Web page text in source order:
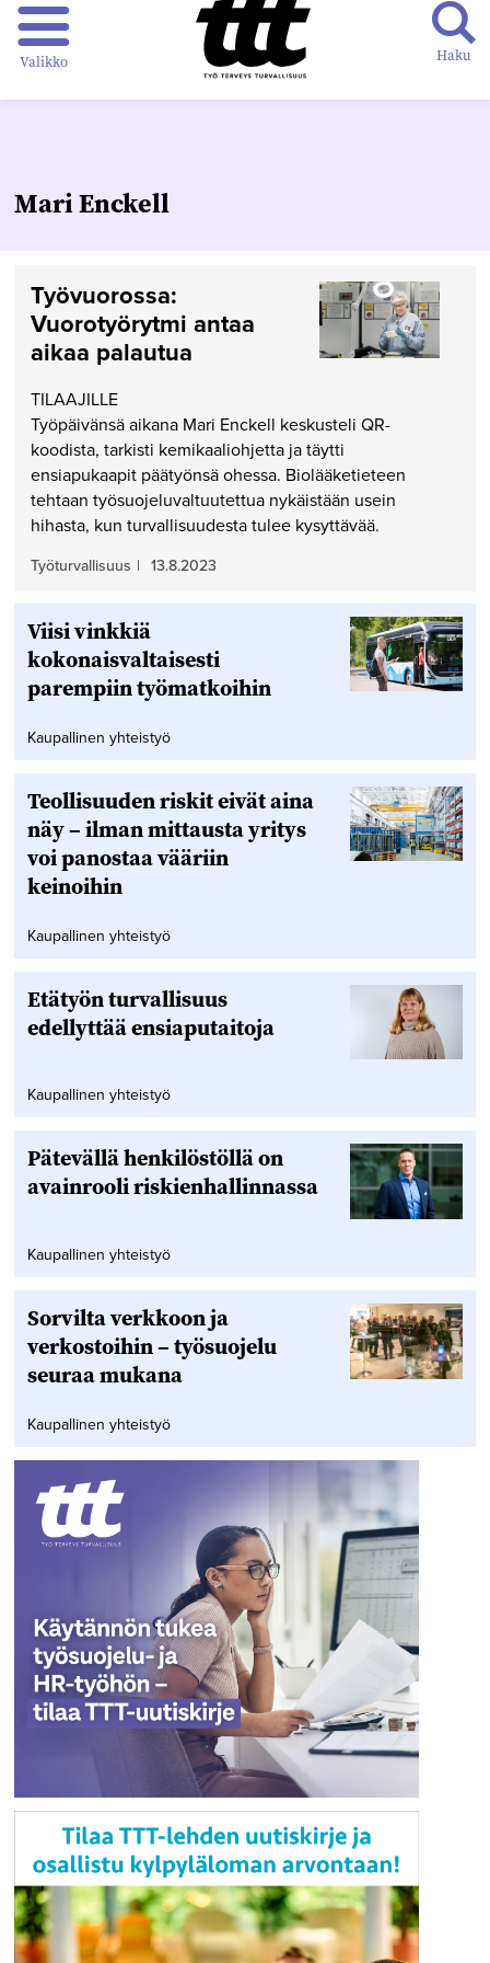
Valikko Haku
Mari Enckell
Työvuorossa:
Vuorotyörytmi antaa
aikaa palautua
TILAAJILLE
Työpäivänsä aikana Mari Enckell keskusteli QR-
koodista, tarkisti kemikaaliohjetta ja täytti
ensiapukaapit päätyönsä ohessa. Biolääketieteen
tehtaan työsuojeluvaltuutettua nykäistään usein
hihasta, kun turvallisuudesta tulee kysyttävää.
Työturvallisuus | 13.8.2023
Viisi vinkkiä
kokonaisvaltaisesti
parempiin työmatkoihin
Kaupallinen yhteistyö
Teollisuuden riskit eivät aina
näy – ilman mittausta yritys
voi panostaa vääriin
keinoihin
Kaupallinen yhteistyö
Etätyön turvallisuus
edellyttää ensiaputaitoja
Kaupallinen yhteistyö
Pätevällä henkilöstöllä on
avainrooli riskienhallinnassa
Kaupallinen yhteistyö
Sorvilta verkkoon ja
verkostoihin – työsuojelu
seuraa mukana
Kaupallinen yhteistyö